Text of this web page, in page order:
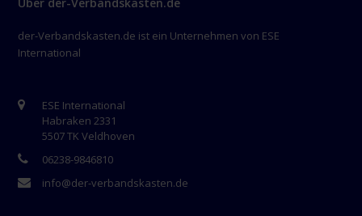
der-Verbandskasten.de ist ein Unternehmen von ESE
International
ESE International
Habraken 2331
5507 TK Veldhoven
06238-9846810
info@der-verbandskasten.de